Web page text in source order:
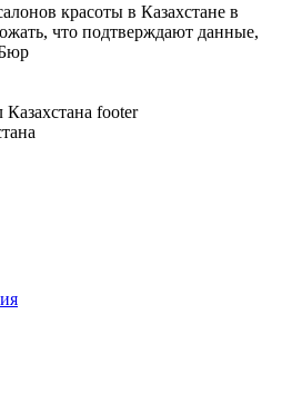
красоты в Казахстане в
что подтверждают данные,